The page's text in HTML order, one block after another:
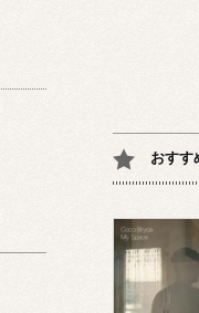
おすす